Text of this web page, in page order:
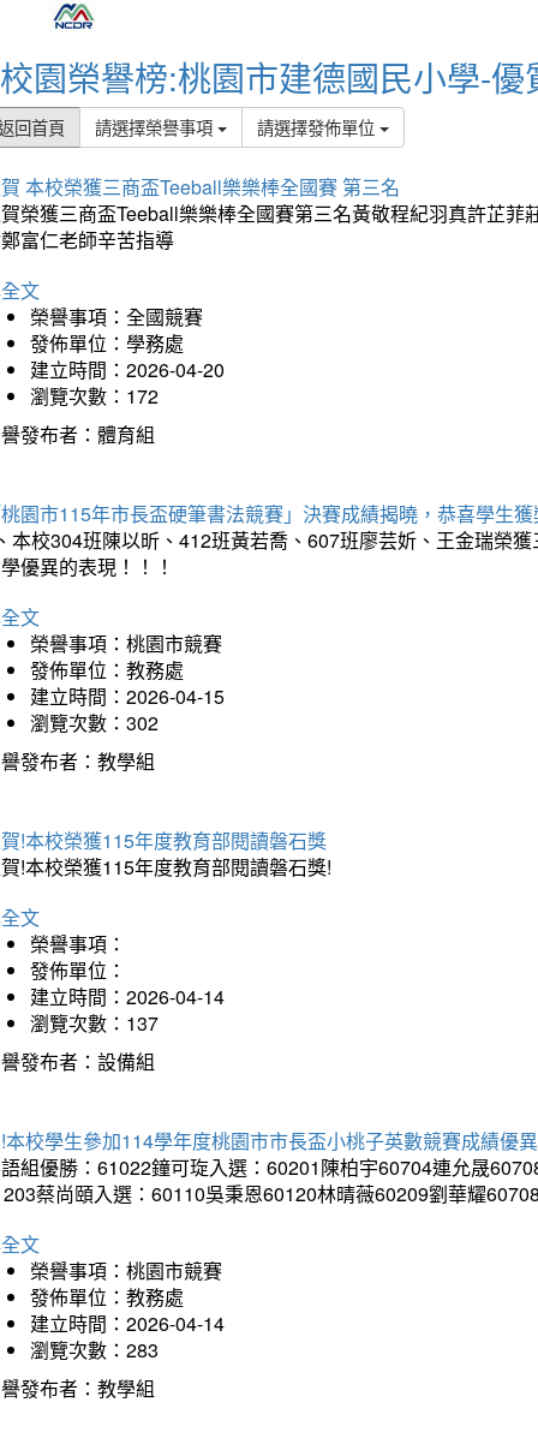
校園榮譽榜:桃園市建德國民小學-優
回首頁 請選擇榮譽事項 請選擇發佈單位
本校榮獲三商盃Teeball樂樂棒全國賽 第三名
榮獲三商盃Teeball樂樂棒全國賽第三名黃敬程紀羽真許芷
富仁老師辛苦指導
文
榮譽事項：全國競賽
發佈單位：學務處
建立時間：2026-04-20
瀏覽次數：172
發布者：體育組
園市115年市長盃硬筆書法競賽」決賽成績揭曉，恭喜學生
本校304班陳以昕、412班黃若喬、607班廖芸妡、王金瑞榮
優異的表現！！！
文
榮譽事項：桃園市競賽
發佈單位：教務處
建立時間：2026-04-15
瀏覽次數：302
發布者：教學組
!本校榮獲115年度教育部閱讀磐石獎
!本校榮獲115年度教育部閱讀磐石獎!
文
榮譽事項：
發佈單位：
建立時間：2026-04-14
瀏覽次數：137
發布者：設備組
本校學生參加114學年度桃園市市長盃小桃子英數競賽成績優
組優勝：61022鐘可琁入選：60201陳柏宇60704連允晟
蔡尚頤入選：60110吳秉恩60120林晴薇60209劉華耀
文
榮譽事項：桃園市競賽
發佈單位：教務處
建立時間：2026-04-14
瀏覽次數：283
發布者：教學組